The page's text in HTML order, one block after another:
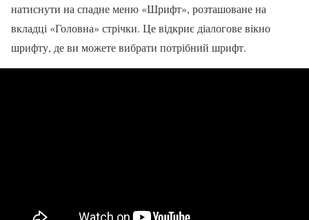
натиснути на спадне меню «Шрифт», розташоване на
вкладці «Головна» стрічки. Це відкриє діалогове вікно
шрифту, де ви можете вибрати потрібний шрифт.